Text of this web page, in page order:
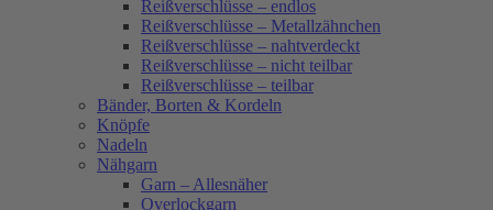
Reißverschlüsse – endlos
Reißverschlüsse – Metallzähnchen
Reißverschlüsse – nahtverdeckt
Reißverschlüsse – nicht teilbar
Reißverschlüsse – teilbar
Bänder, Borten & Kordeln
Knöpfe
Nadeln
Nähgarn
Garn – Allesnäher
Overlockgarn